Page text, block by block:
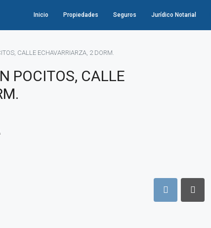
Inicio Propiedades Seguros Jurídico Notarial
CALLE ECHAVARRIARZA, 2 DORM.
POCITOS, CALLE